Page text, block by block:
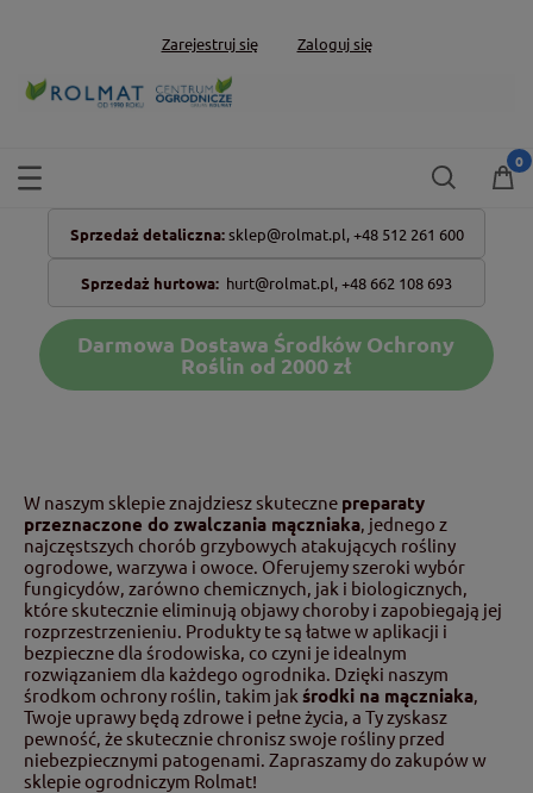
Zarejestruj się Zaloguj się
Sprzedaż detaliczna: sklep@rolmat.pl, +48 512 261 600
Sprzedaż hurtowa: hurt@rolmat.pl,+48 662 108 693
Darmowa Dostawa Środków Ochrony
Roślin od 2000 zł
W naszym sklepie znajdziesz skuteczne preparaty
przeznaczone do zwalczania mączniaka , jednego z
najczęstszych chorób grzybowych atakujących rośliny
ogrodowe, warzywa i owoce. Oferujemy szeroki wybór
fungicydów, zarówno chemicznych, jak i biologicznych,
które skutecznie eliminują objawy choroby i zapobiegają jej
rozprzestrzenieniu. Produkty te są łatwe w aplikacji i
bezpieczne dla środowiska, co czyni je idealnym
rozwiązaniem dla każdego ogrodnika. Dzięki naszym
środkom ochrony roślin, takim jak środki na mączniaka
Twoje uprawy będą zdrowe i pełne życia, a Ty zyskasz
pewność, że skutecznie chronisz swoje rośliny przed
niebezpiecznymi patogenami. Zapraszamy do zakupów w
sklepie ogrodniczym Rolmat!